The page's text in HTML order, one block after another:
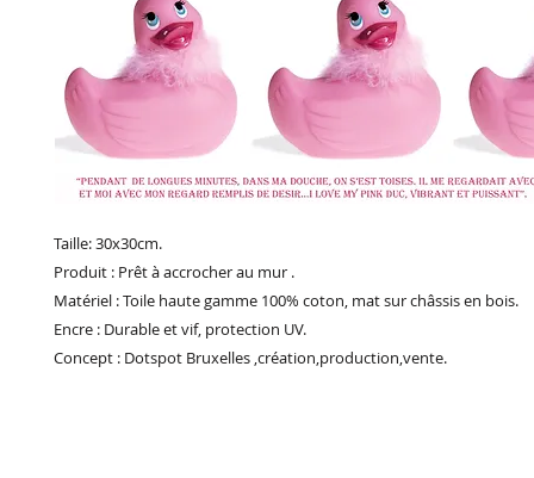
Taille: 30x30cm.
Produit : Prêt à accrocher au mur .
Matériel : Toile haute gamme 100% coton, mat sur châssis en bois.
Encre : Durable et vif, protection UV.
Concept : Dotspot Bruxelles ,création,production,vente.